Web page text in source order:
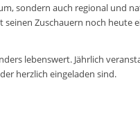
sondern auch regional und
Zuschauern noch heute
lebenswert. Jährlich
herzlich eingeladen sind.